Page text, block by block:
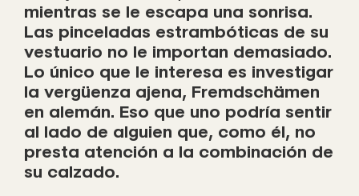
mientras se le escapa una sonrisa.
Las pinceladas estrambóticas de su
vestuario no le importan demasiado.
Lo único que le interesa es investigar
la vergüenza ajena, Fremdschämen
en alemán. Eso que uno podría sentir
al lado de alguien que, como él, no
presta atención a la combinación de
su calzado.